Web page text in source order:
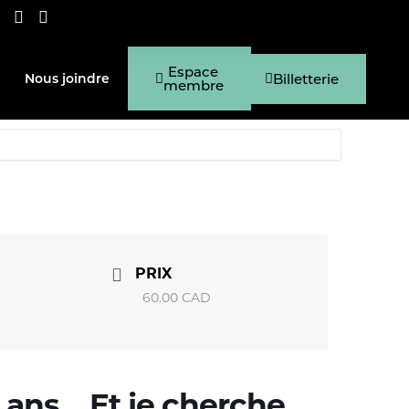
Nous joindre Espace
membre Billetterie
PRIX
60.00 CAD